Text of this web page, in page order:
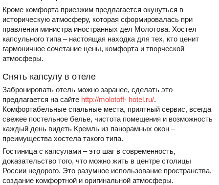
Кроме комфорта приезжим предлагается окунуться в
историческую атмосферу, которая сформировалась при
правлении министра иностранных дел Молотова. Хостел
капсульного типа – настоящая находка для тех, кто ценит
гармоничное сочетание цены, комфорта и творческой
атмосферы.
Снять капсулу в отеле
Забронировать отель можно заранее, сделать это
предлагается на сайте http://molotoff- hotel.ru/.
Комфортабельные спальные места, приятный сервис, всегда
свежее постельное белье, чистота помещения и возможность
каждый день видеть Кремль из панорамных окон –
преимущества хостела такого типа.
Гостиница с капсулами – это шаг в современность,
доказательство того, что можно жить в центре столицы
России недорого. Это разумное использование пространства,
создание комфортной и оригинальной атмосферы.